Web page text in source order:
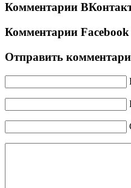
Комментарии
Комментарии Facebook
Отправить